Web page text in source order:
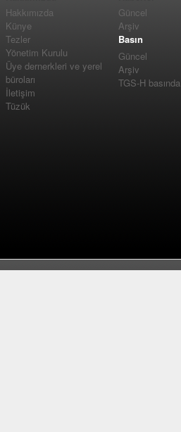
Hakkımızda
Künye
Tezler
Yönetim Kurulu
Üye dernerkleri ve yerel
büroları
İletişim
Tüzük
Güncel
Arşiv
Basın
Güncel
Arşiv
TGS-H basında